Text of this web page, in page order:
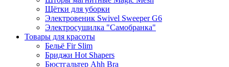
Щётки для уборки
Электровеник Swivel Sweeper G6
Электросушилка "Самобранка"
Товары для красоты
Бельё Fir Slim
Бриджи Hot Shapers
Бюстгальтер Ahh Bra